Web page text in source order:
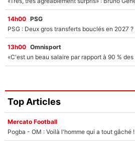
14h00 PSG
13h00 Omnisport
Top Articles
Mercato Football
Pogba - OM : Voilà l'homme qui a tout gâché !